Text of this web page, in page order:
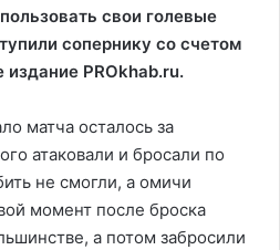
свои голевые
сопернику со счетом
издание PROkhab.ru.
матча осталось за
атаковали и бросали по
не смогли, а омичи
момент после броска
а потом забросили